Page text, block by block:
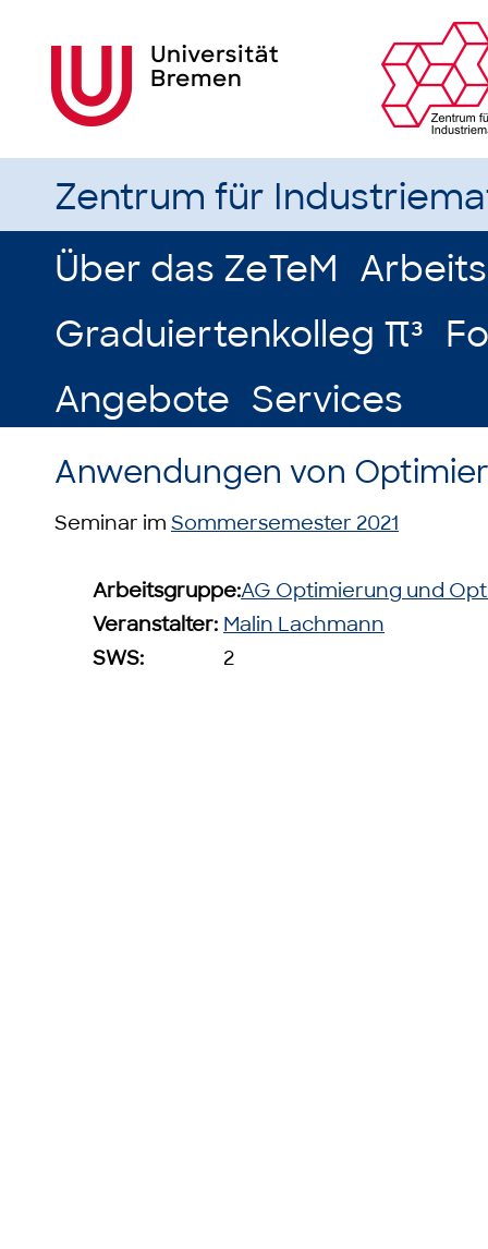
Zentrum für
Über das ZeTeM
Graduiertenkolleg π³
Angebote Services
Anwendungen von
Seminar im Sommersemester 2021
Arbeitsgruppe:AG Optimierung und
Veranstalter: Malin Lachmann
SWS:
2